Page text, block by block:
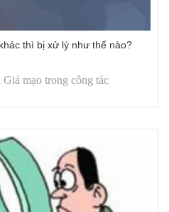
thì bị xử lý như thế nào?
mạo trong công tác